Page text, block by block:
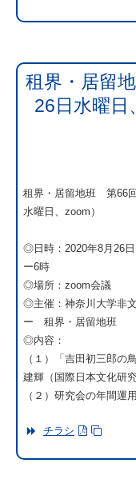
租界・居留
26日水曜日
租界・居留地班 第66
水曜日、zoom）
◎日時：2020年8月26
ー6時
◎場所：zoom会議
◎主催：神奈川大学非
ー 租界・居留地班
◎内容：
（１）「吉田初三郎の
建輝（国際日本文化研
（２）研究会の年間運
チラシ